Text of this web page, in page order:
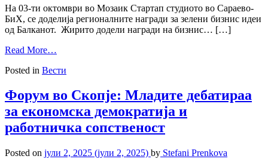
На 03-ти oктомври во Мозаик Стартап студиото во Сараево-
БиХ, се доделија регионалните награди за зелени бизнис идеи
од Балканот. Жирито додели награди на бизнис… […]
Read More…
Posted in Вести
Форум во Скопје: Младите дебатираа
за економска демократија и
работничка сопственост
Posted on јули 2, 2025 (јули 2, 2025) by Stefani Prenkova